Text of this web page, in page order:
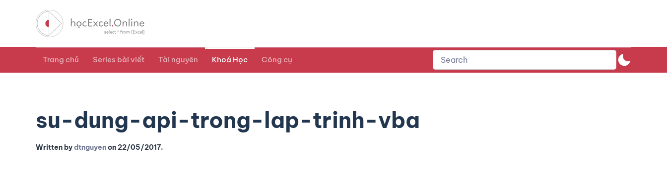
Trang chủ Series bài viết Tài nguyên Khoá Học Công cụ
su-dung-api-trong-lap-trinh-vba
Written bydtnguyenon22/05/2017.